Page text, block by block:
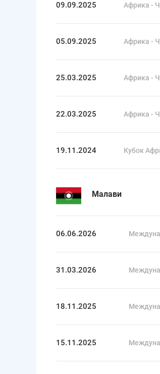
09.09.2025 Африка -
05.09.2025 Африка -
25.03.2025 Африка -
22.03.2025 Африка -
19.11.2024 Кубок
Малави
06.06.2026
31.03.2026
18.11.2025
15.11.2025